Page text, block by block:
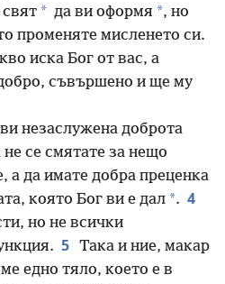
* да ви оформя *, но
променяте мисленето си.
иска Бог от вас, а
съвършено и ще му
незаслужена доброта
се смятате за нещо
а да имате добра преценка
която Бог ви е дал *. 4
но не всички
5 Така и ние, макар
едно тяло, което е в